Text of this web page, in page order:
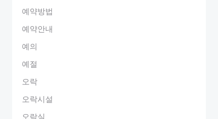
예약방법
예약안내
예의
예절
오락
오락시설
오락실